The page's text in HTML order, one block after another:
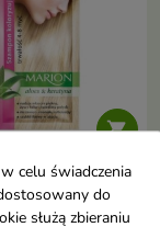

z
celu świadczenia
do
służą zbieraniu